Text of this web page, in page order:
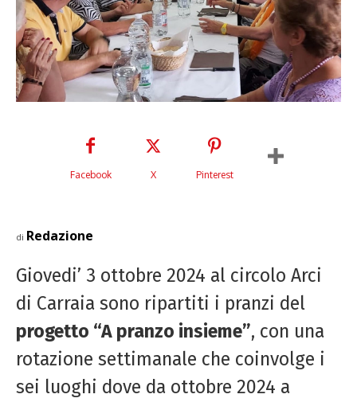
Facebook X Pinterest
di Redazione
Giovedi’ 3 ottobre 2024 al circolo Arci
di Carraia sono ripartiti i pranzi del
progetto “A pranzo insieme”, con una
rotazione settimanale che coinvolge i
sei luoghi dove da ottobre 2024 a